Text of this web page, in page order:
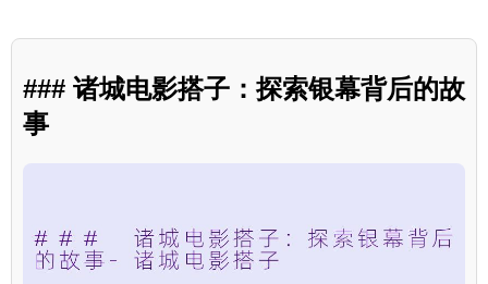
### 诸城电影搭子：探索银幕背后的故
事